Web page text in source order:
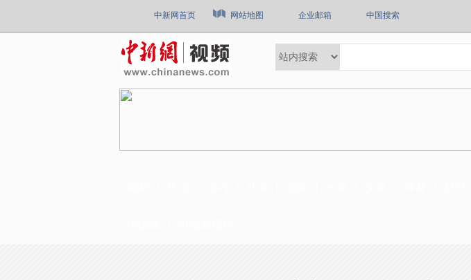
中新网首页 网站地图 企业邮箱 中国搜索